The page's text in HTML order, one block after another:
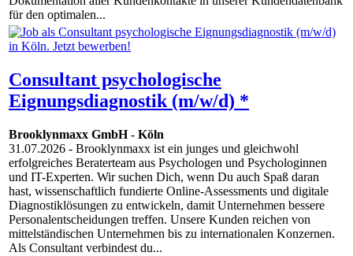
für den optimalen...
Consultant psychologische
Eignungsdiagnostik (m/w/d) *
Brooklynmaxx GmbH- Köln
31.07.2026 - Brooklynmaxx ist ein junges und gleichwohl
erfolgreiches Beraterteam aus Psychologen und Psychologinnen
und IT-Experten. Wir suchen Dich, wenn Du auch Spaß daran
hast, wissenschaftlich fundierte Online-Assessments und digitale
Diagnostiklösungen zu entwickeln, damit Unternehmen bessere
Personalentscheidungen treffen. Unsere Kunden reichen von
mittelständischen Unternehmen bis zu internationalen Konzernen.
Als Consultant verbindest du...